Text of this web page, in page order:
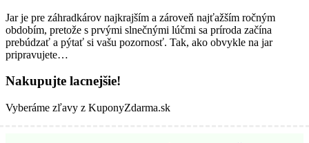
Jar je pre záhradkárov najkrajším a zároveň najťažším ročným
obdobím, pretože s prvými slnečnými lúčmi sa príroda začína
prebúdzať a pýtať si vašu pozornosť. Tak, ako obvykle na jar
pripravujete…
Nakupujte lacnejšie!
Vyberáme zľavy z KuponyZdarma.sk